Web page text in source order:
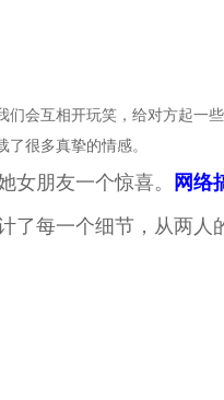
们会互相开玩笑，给对方起一
很多真挚的情感。
女朋友一个惊喜。
网络
了每一个细节，从两人